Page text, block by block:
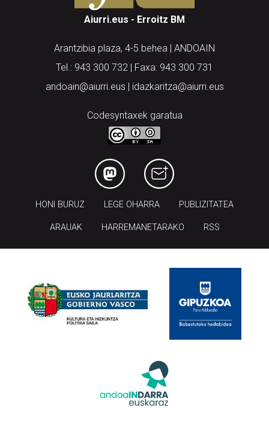
Aiurri.eus - Erroitz BM
Arantzibia plaza, 4-5 behea | ANDOAIN
Tel.: 943 300 732 | Faxa: 943 300 731
andoain@aiurri.eus | idazkaritza@aiurri.eus
Codesyntaxek garatua
HONI BURUZ LEGE OHARRA PUBLIZITATEA
ARAUAK HARREMANETARAKO RSS